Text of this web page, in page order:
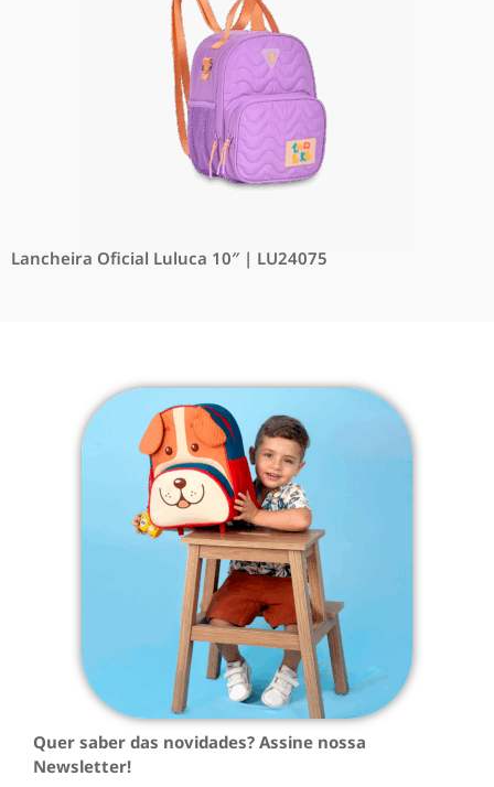
Lancheira Oficial Luluca 10″ | LU24075
Quer saber das novidades? Assine nossa
Newsletter!